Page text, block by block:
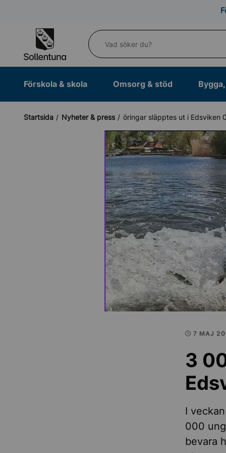
Vad söker du?
Förskola & skola Omsorg & stöd
Startsida Nyheter & press
7 MAJ
3
I
000
bevara